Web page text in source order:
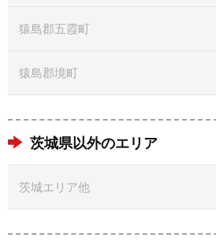
猿島郡五霞町
猿島郡境町
茨城県以外のエリア
茨城エリア他